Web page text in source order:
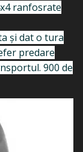
ranfosrate
și dat o tura
predare
900 de